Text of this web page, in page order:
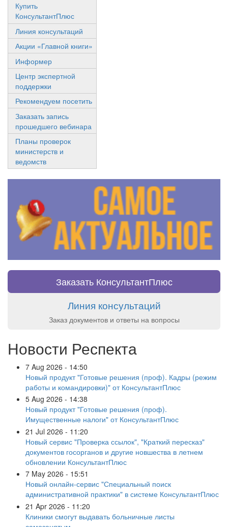
Купить
КонсультантПлюс
Линия консультаций
Акции «Главной книги»
Информер
Центр экспертной
поддержки
Рекомендуем посетить
Заказать запись
прошедшего вебинара
Планы проверок
министерств и
ведомств
Заказать КонсультантПлюс
Линия консультаций
Заказ документов и ответы на вопросы
Новости Респекта
7 Aug 2026 - 14:50
Новый продукт "Готовые решения (проф). Кадры (режим
работы и командировки)" от КонсультантПлюс
5 Aug 2026 - 14:38
Новый продукт "Готовые решения (проф).
Имущественные налоги" от КонсультантПлюс
21 Jul 2026 - 11:20
Новый сервис "Проверка ссылок", "Краткий пересказ"
документов госорганов и другие новшества в летнем
обновлении КонсультантПлюс
7 May 2026 - 15:51
Новый онлайн-сервис "Специальный поиск
административной практики" в системе КонсультантПлюс
21 Apr 2026 - 11:20
Клиники смогут выдавать больничные листы